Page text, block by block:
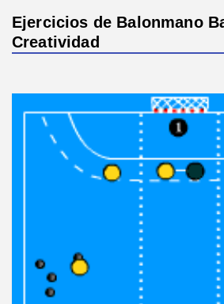
Ejercicios de Balonmano
Creatividad